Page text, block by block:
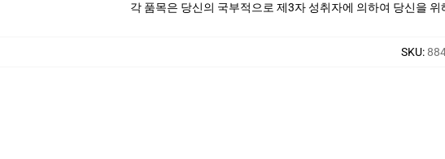
각 품목은 당신의 국부적으로 제3자 성취자에 의하여 당신을
SKU: